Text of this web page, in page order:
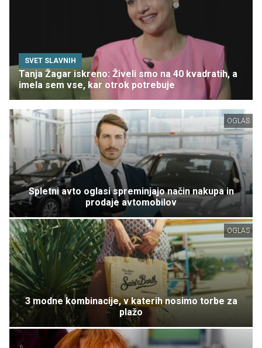
SVET SLAVNIH
Tanja Žagar iskreno: Živeli smo na 40 kvadratih, a
imela sem vse, kar otrok potrebuje
OGLAS
Spletni avto oglasi spreminjajo način nakupa in
prodaje avtomobilov
OGLAS
3 modne kombinacije, v katerih nosimo torbe za
plažo